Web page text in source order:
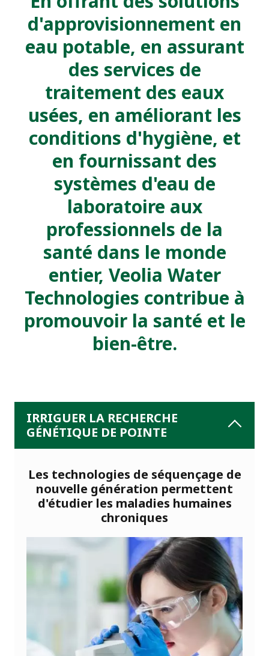
d'approvisionnement en
eau potable, en assurant
des services de
traitement des eaux
usées, en améliorant les
conditions d'hygiène, et
en fournissant des
systèmes d'eau de
laboratoire aux
professionnels de la
santé dans le monde
entier, Veolia Water
Technologies contribue à
promouvoir la santé et le
bien-être.
IRRIGUER LA RECHERCHE
GÉNÉTIQUE DE POINTE
Les technologies de séquençage de
nouvelle génération permettent
d'étudier les maladies humaines
chroniques